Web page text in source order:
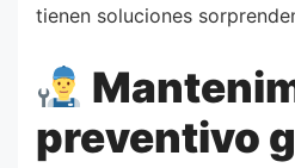
tienen soluciones
preventivo